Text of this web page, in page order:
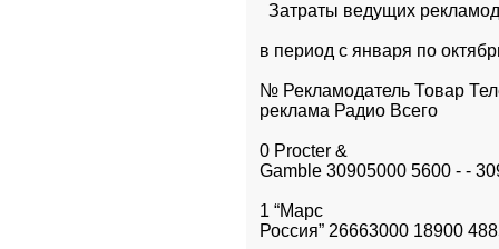
Затраты ведущих
в период с января по
№ Рекламодатель Товар
реклама Радио Всего
0 Procter &
Gamble 30905000 5600 - -
1 “Марс
Россия” 26663000 18900